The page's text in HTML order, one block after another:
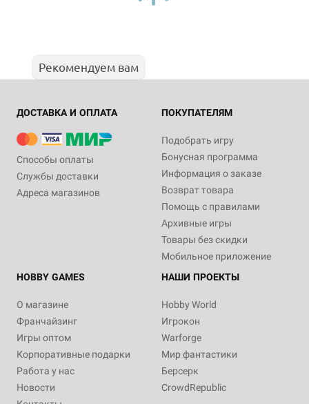
Рекомендуем вам
ДОСТАВКА И ОПЛАТА
Способы оплаты
Службы доставки
Адреса магазинов
ПОКУПАТЕЛЯМ
Подобрать игру
Бонусная программа
Информация о заказе
Возврат товара
Помощь с правилами
Архивные игры
Товары без скидки
Мобильное приложение
HOBBY GAMES
О магазине
Франчайзинг
Игры оптом
Корпоративные подарки
Работа у нас
Новости
НАШИ ПРОЕКТЫ
Hobby World
Игрокон
Warforge
Мир фантастики
Берсерк
CrowdRepublic